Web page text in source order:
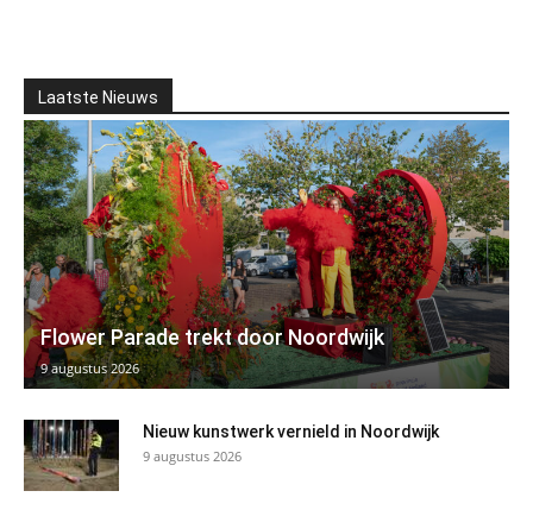
Laatste Nieuws
Flower Parade trekt door Noordwijk
9 augustus 2026
Nieuw kunstwerk vernield in Noordwijk
9 augustus 2026